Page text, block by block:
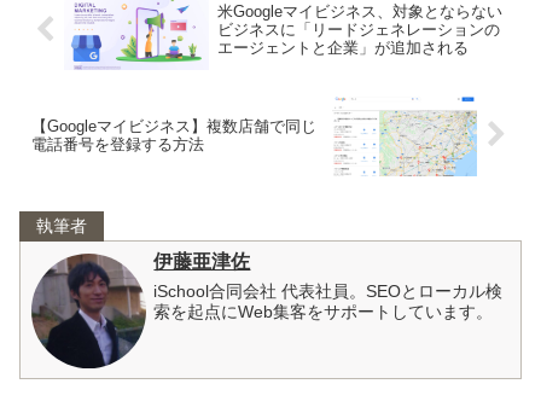
米Googleマイビジネス、対象とならない
ビジネスに「リードジェネレーションの
エージェントと企業」が追加される
【Googleマイビジネス】複数店舗で同じ
電話番号を登録する方法
執筆者
伊藤亜津佐
iSchool合同会社 代表社員。SEOとローカル検
索を起点にWeb集客をサポートしています。